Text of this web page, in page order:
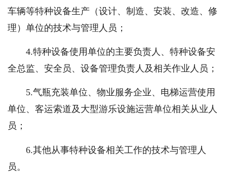
车辆等特种设备生产（设计、制造、安装、改造、修
理）单位的技术与管理人员；
4.特种设备使用单位的主要负责人、特种设备安
全总监、安全员、设备管理负责人及相关作业人员；
5.气瓶充装单位、物业服务企业、电梯运营使用
单位、客运索道及大型游乐设施运营单位相关从业人
员；
6.其他从事特种设备相关工作的技术与管理人
员。